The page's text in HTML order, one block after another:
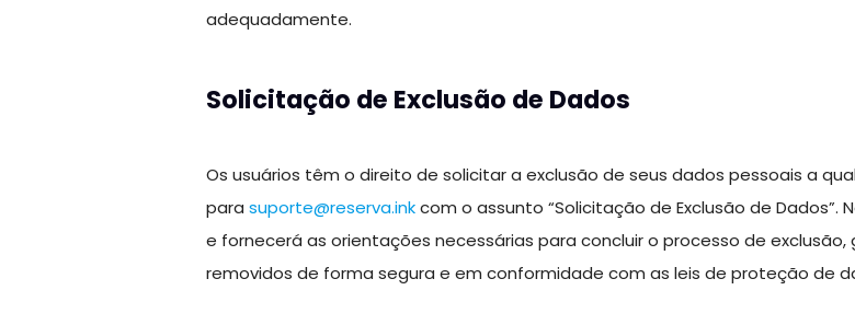
adequadamente.
Solicitação de Exclusão de Dados
Os usuários têm o direito de solicitar a exclusão de seus dados pessoais a
para suporte@reserva.inkcom o assunto “Solicitação de Exclusão de
e fornecerá as orientações necessárias para concluir o processo de
removidos de forma segura e em conformidade com as leis de proteção de